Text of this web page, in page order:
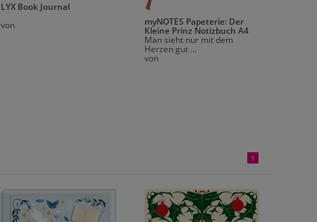
LYX Book Journal
von
myNOTES Papeterie: Der
Kleine Prinz Notizbuch A4
Man sieht nur mit dem
Herzen gut ...
von
1